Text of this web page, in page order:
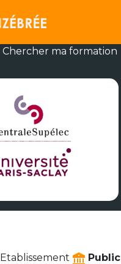
Chercher ma formation
Etablissement
Public